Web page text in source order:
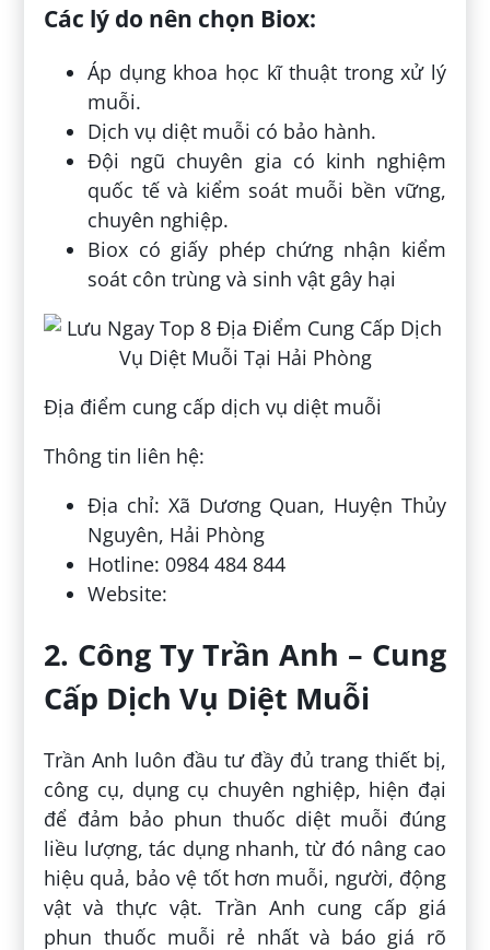
Các lý do nên chọn Biox:
Áp dụng khoa học kĩ thuật trong xử lý
muỗi.
Dịch vụ diệt muỗi có bảo hành.
Đội ngũ chuyên gia có kinh nghiệm
quốc tế và kiểm soát muỗi bền vững,
chuyên nghiệp.
Biox có giấy phép chứng nhận kiểm
soát côn trùng và sinh vật gây hại
Địa điểm cung cấp dịch vụ diệt muỗi
Thông tin liên hệ:
Địa chỉ: Xã Dương Quan, Huyện Thủy
Nguyên, Hải Phòng
Hotline: 0984 484 844
Website:
2. Công Ty Trần Anh – Cung
Cấp Dịch Vụ Diệt Muỗi
Trần Anh luôn đầu tư đầy đủ trang thiết bị,
công cụ, dụng cụ chuyên nghiệp, hiện đại
để đảm bảo phun thuốc diệt muỗi đúng
liều lượng, tác dụng nhanh, từ đó nâng cao
hiệu quả, bảo vệ tốt hơn muỗi, người, động
vật và thực vật. Trần Anh cung cấp giá
phun thuốc muỗi rẻ nhất và báo giá rõ